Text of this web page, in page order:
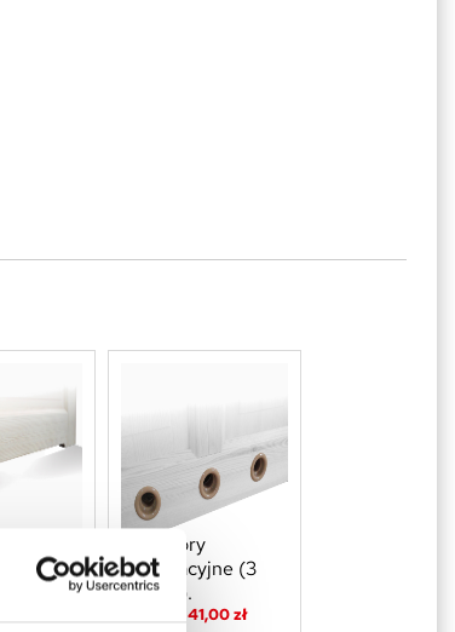
Otwory
wentylacyjne (3
otwory).
Dopłata 41,00 zł